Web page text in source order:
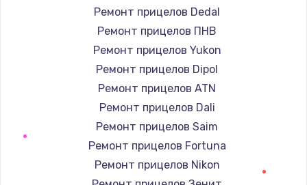
Замена конфорки
Заказать
Замена платы сенсора
Заказать
Замена регулятора режимов конфорки
Ремонт прицелов Dedal
Ремонт прицелов ПНВ
Ремонт прицелов Yukon
Ремонт прицелов Dipol
Ремонт прицелов ATN
Ремонт прицелов Dali
Ремонт прицелов Saim
Ремонт прицелов Fortuna
Ремонт прицелов Nikon